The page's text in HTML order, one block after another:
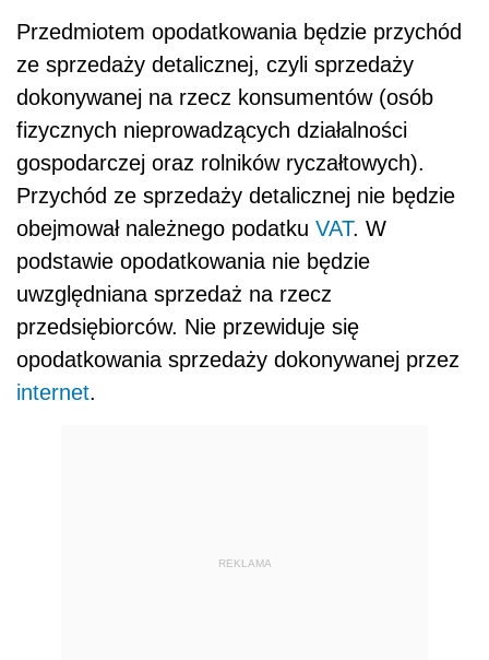
Przedmiotem opodatkowania będzie przychód
ze sprzedaży detalicznej, czyli sprzedaży
dokonywanej na rzecz konsumentów (osób
fizycznych nieprowadzących działalności
gospodarczej oraz rolników ryczałtowych).
Przychód ze sprzedaży detalicznej nie będzie
obejmował należnego podatku VAT. W
podstawie opodatkowania nie będzie
uwzględniana sprzedaż na rzecz
przedsiębiorców. Nie przewiduje się
opodatkowania sprzedaży dokonywanej przez
internet.
REKLAMA